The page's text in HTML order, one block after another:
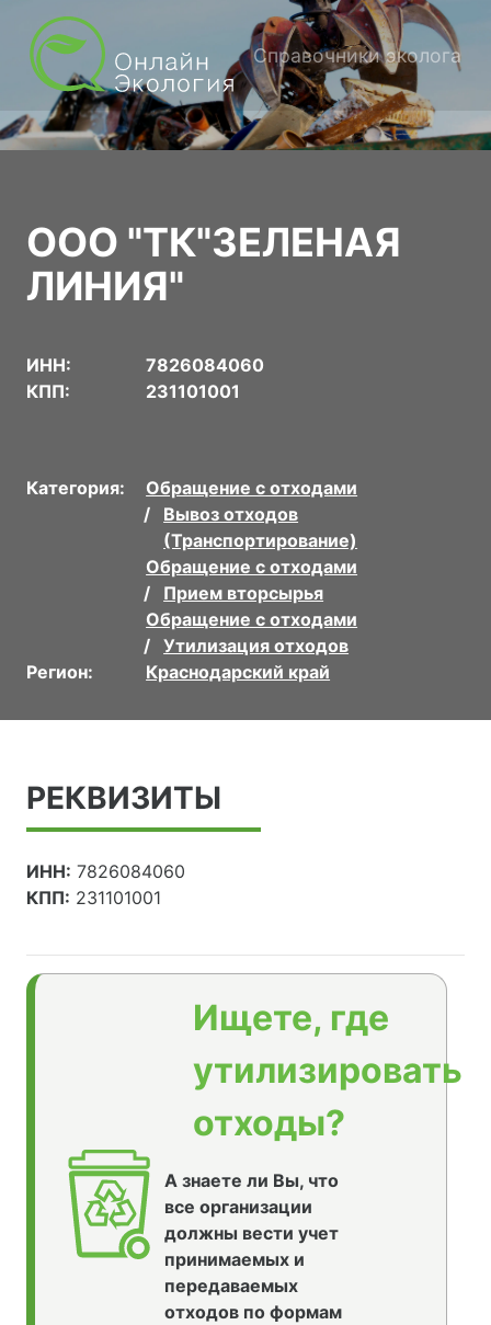
Справочники эколога
ООО "ТК"ЗЕЛЕНАЯ
ЛИНИЯ"
ИНН:
7826084060
КПП:
231101001
Категория:
Обращение с отходами
Вывоз отходов
(Транспортирование)
Обращение с отходами
Прием вторсырья
Обращение с отходами
Утилизация отходов
Регион:
Краснодарский край
РЕКВИЗИТЫ
ИНН: 7826084060
КПП: 231101001
Ищете, где
утилизировать
отходы?
А знаете ли Вы, что
все организации
должны вести учет
принимаемых и
передаваемых
отходов по формам